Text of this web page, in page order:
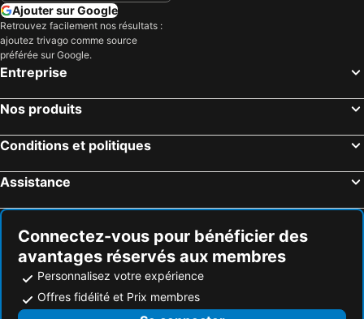
Ajouter sur Google
Retrouvez facilement nos résultats :
ajoutez trivago comme source
préférée sur Google.
Entreprise
Nos produits
Conditions et politiques
Assistance
Connectez-vous pour bénéficier des
avantages réservés aux membres
Personnalisez votre expérience
Offres fidélité et Prix membres